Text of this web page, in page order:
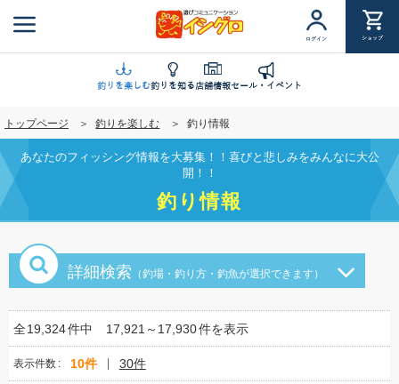
ン
に
移
動
ログイン ショップ
釣りを楽しむ釣りを知る店舗情報セール・イベント
トップページ 釣りを楽しむ 釣り情報
あなたのフィッシング情報を大募集！！喜びと悲しみをみんなに大公
開！！
釣り情報
詳細検索 （釣場・釣り方・釣魚が選択できます）
全19,324件中 17,921～17,930件を表示
表示件数 10件 30件